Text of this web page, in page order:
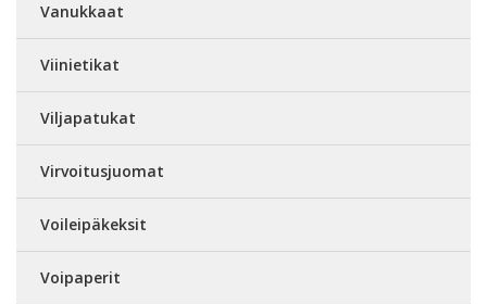
Vanukkaat
Viinietikat
Viljapatukat
Virvoitusjuomat
Voileipäkeksit
Voipaperit